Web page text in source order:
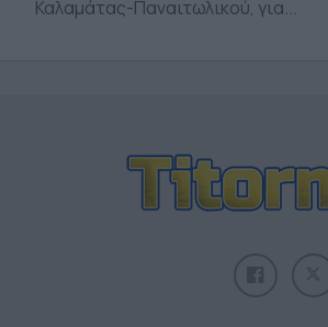
Καλαμάτας-Παναιτωλικού, για...